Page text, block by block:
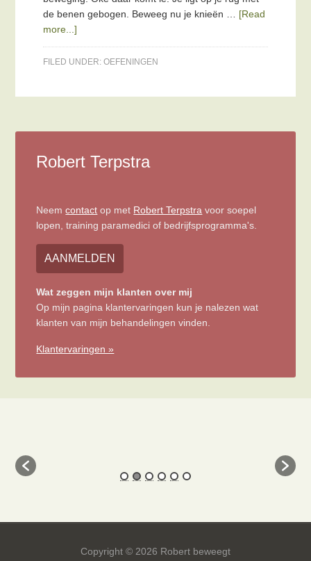
de benen gebogen. Beweeg nu je knieën … [Read
more...]
FILED UNDER:OEFENINGEN
Robert Terpstra
Neemcontact op met Robert Terpstra voor soepel
lopen, training paramedici of bedrijfsprogramma's.
AANMELDEN
Wat zeggen mijn klanten over mij
Op mijn pagina klantervaringen kun je nalezen wat
klanten van mijn behandelingen vinden.
Klantervaringen »
Copyright © 2026 Robert beweegt